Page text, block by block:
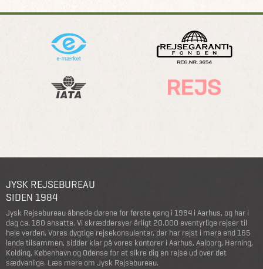
JYSK REJSEBUREAU
SIDEN 1984
Jysk Rejsebureau åbnede dørene for første gang i 1984 i Aarhus, og har i
dag ca. 180 ansatte. Vi skræddersyer årligt 20.000 eventyrlige rejser til
hele verden. Vores dygtige rejsekonsulenter, der har rejst i mere end 165
lande tilsammen, sidder klar på vores kontorer i Aarhus, Aalborg, Herning,
Kolding, København og Odense for at sikre dig en rejse ud over det
sædvanlige. Læs mere om Jysk Rejsebureau.